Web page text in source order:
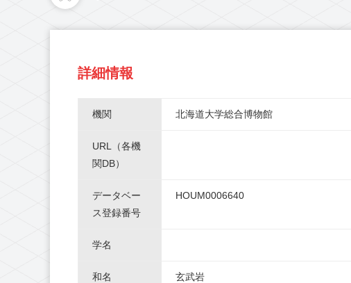
詳細情報
機関 北海道大学総合博物館
URL（各機
関DB）
データベー
ス登録番号
HOUM0006640
学名
和名 玄武岩